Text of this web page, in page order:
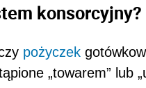
konsorcyjny?
pożyczek
„towarem” lub